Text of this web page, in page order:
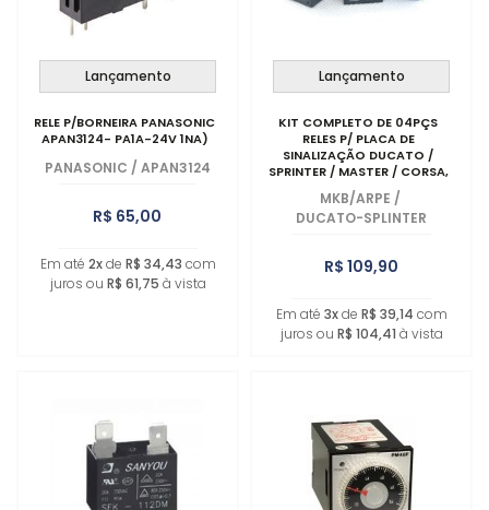
A - Z
Lançamento
RELE P/BORNEIRA PANASONIC
APAN3124- PA1A-24V 1NA)
PANASONIC / APAN3124
R$ 65,00
Em até 2xde R$ 34,43 com
juros ou R$ 61,75 à vista
Lançamento
KIT COMPLETO DE 04PÇS
RELES P/ PLACA DE
SINALIZAÇÃO DUCATO /
SPRINTER / MASTER / CORSA,
ENTRE OUTROS (01PÇ-YA312-
12V); (03PÇS-MKB-1S-12V)
MKB/ARPE /
DUCATO-SPLINTER
R$ 109,90
Em até 3xde R$ 39,14 com
juros ou R$ 104,41 à vista